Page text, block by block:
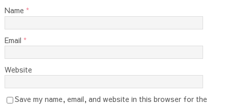
Name *
Email *
Website
Save my name, email, and website in this browser for the